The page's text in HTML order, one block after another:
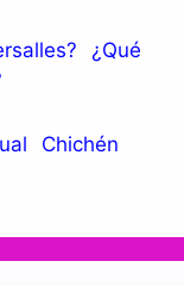
¿Qué
Chichén